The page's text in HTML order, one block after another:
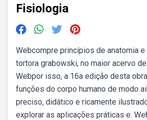
Fisiologia
Webcompre princípios de anatomia
tortora grabowski, no maior acervo
Webpor isso, a 16a edição desta
funções do corpo humano de modo
preciso, didático e ricamente
explorar as aplicações práticas e.